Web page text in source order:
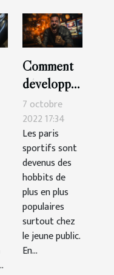
Comment
développer
sa
technique
pour
gagner
dans les
paris
sportifs ?
7 octobre
2022 17:34
Les paris
sportifs sont
devenus des
hobbits de
plus en plus
populaires
surtout chez
le jeune public.
En...